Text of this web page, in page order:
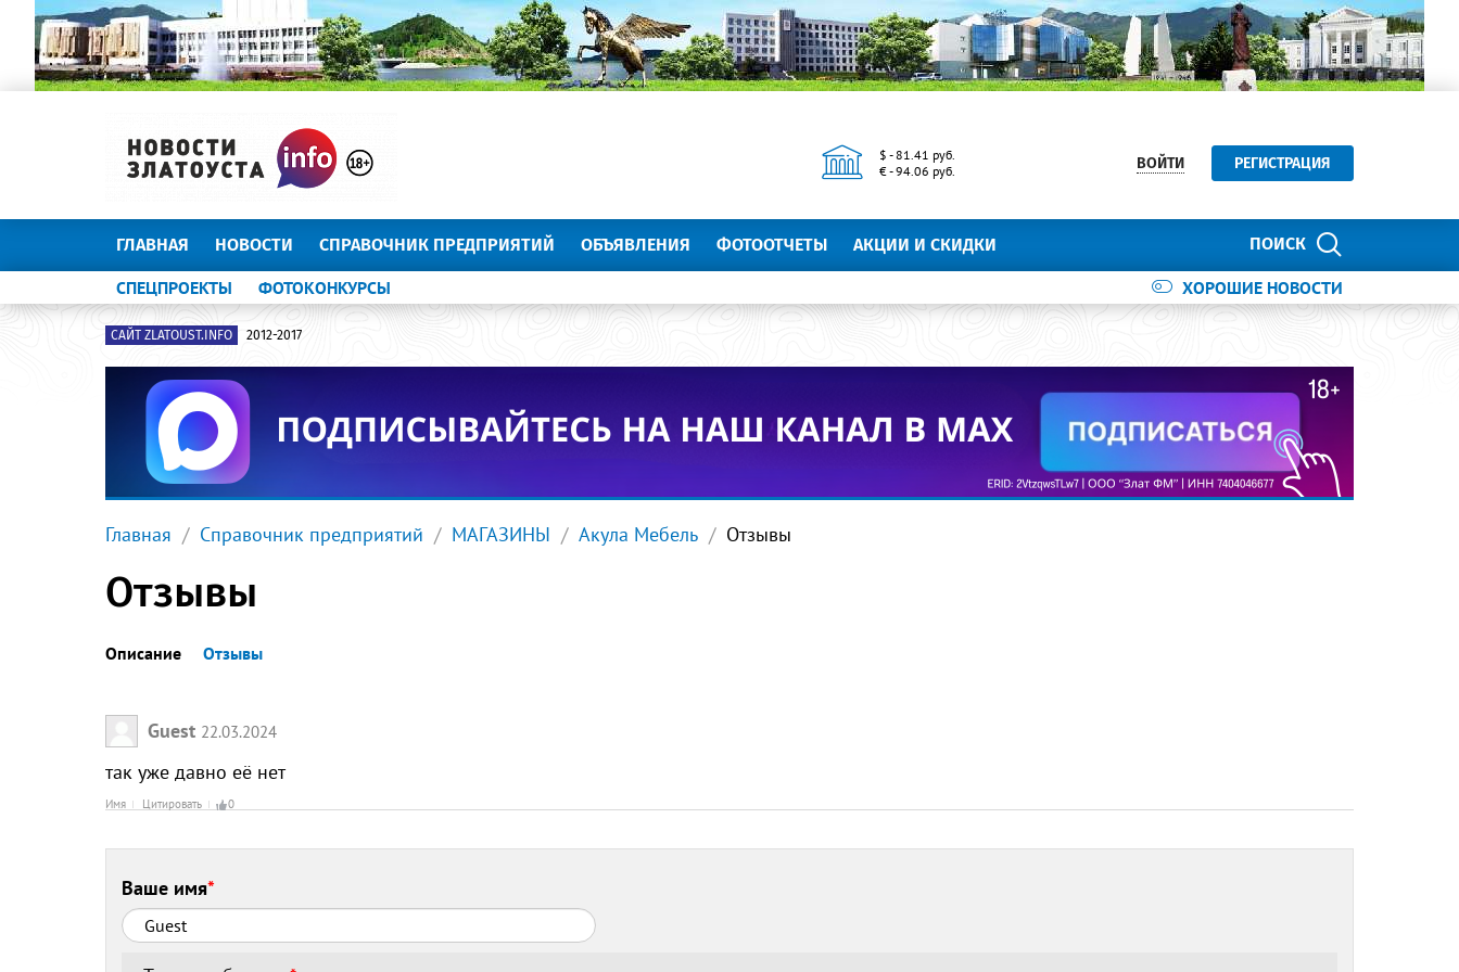
$ - 81.41 руб.
€ - 94.06 руб.
ВОЙТИ РЕГИСТРАЦИЯ
ПОИСК
ГЛАВНАЯ НОВОСТИ СПРАВОЧНИК ПРЕДПРИЯТИЙ ОБЪЯВЛЕНИЯ ФОТООТЧЕТЫ АКЦИИ И СКИДКИ
ХОРОШИЕ НОВОСТИ
СПЕЦПРОЕКТЫ ФОТОКОНКУРСЫ
САЙТ ZLATOUST.INFO 2012-2017
Главная Справочник предприятий МАГАЗИНЫ Акула Мебель Отзывы
Отзывы
Описание Отзывы
Guest 22.03.2024
так уже давно её нет
Имя Цитировать 0
Ваше имя*